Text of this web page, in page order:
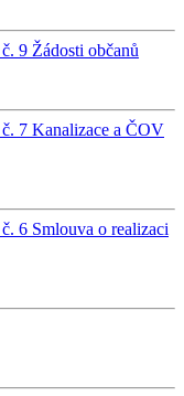
9 Žádosti občanů
7 Kanalizace a ČOV
6 Smlouva o realizaci